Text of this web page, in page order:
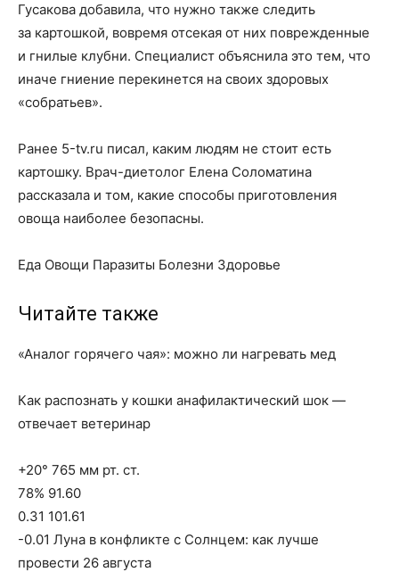
Гусакова добавила, что нужно также следить
за картошкой, вовремя отсекая от них поврежденные
и гнилые клубни. Специалист объяснила это тем, что
иначе гниение перекинется на своих здоровых
«собратьев».
Ранее 5-tv.ru писал, каким людям не стоит есть
картошку. Врач-диетолог Елена Соломатина
рассказала и том, какие способы приготовления
овоща наиболее безопасны.
Еда Овощи Паразиты Болезни Здоровье
Читайте также
«Аналог горячего чая»: можно ли нагревать мед
Как распознать у кошки анафилактический шок —
отвечает ветеринар
+20° 765 мм рт. ст.
78% 91.60
0.31 101.61
-0.01 Луна в конфликте с Солнцем: как лучше
провести 26 августа